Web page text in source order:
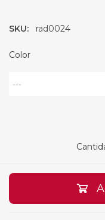
SKU: rad0024
Color